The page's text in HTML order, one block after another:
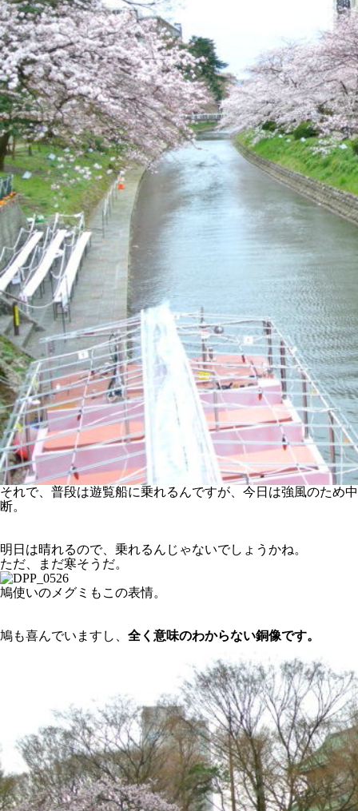
それで、普段は遊覧船に乗れるんですが、今日は強風のため中
断。
明日は晴れるので、乗れるんじゃないでしょうかね。
ただ、まだ寒そうだ。
鳩使いのメグミもこの表情。
鳩も喜んでいますし、 全く意味のわからない銅像です。